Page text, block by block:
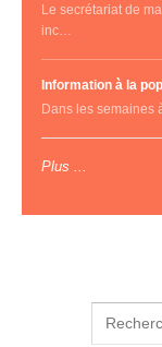
Le secrétariat de
inc…
Information à la
Dans les semaines
Plus ...